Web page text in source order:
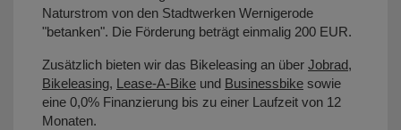
Naturstrom von den Stadtwerken Wernigerode
"betanken". Die Förderung beträgt einmalig 200 EUR.
Zusätzlich bieten wir das Bikeleasing an über Jobrad,
Bikeleasing, Lease-A-Bike und Businessbike sowie
eine 0,0% Finanzierung bis zu einer Laufzeit von 12
Monaten.